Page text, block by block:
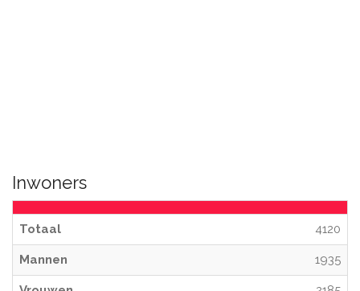
Inwoners
Totaal 4120
Mannen 1935